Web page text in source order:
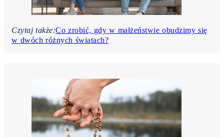
Czytaj także:Co zrobić, gdy w małżeństwie obudzimy się
w dwóch różnych światach?